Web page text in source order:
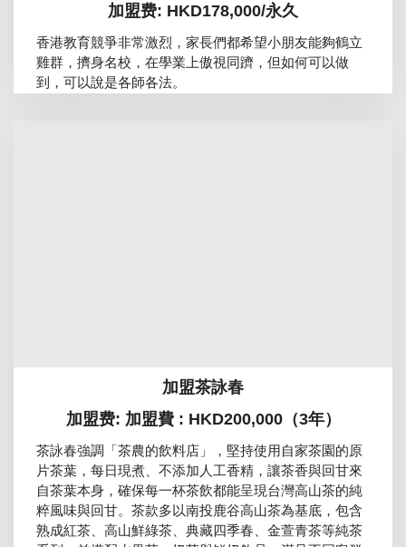
加盟费: HKD178,000/永久
香港教育競爭非常激烈，家長們都希望小朋友能夠鶴立
雞群，擠身名校，在學業上傲視同躋，但如何可以做
到，可以說是各師各法。
加盟茶詠春
加盟费: 加盟費 : HKD200,000（3年）
茶詠春強調「茶農的飲料店」，堅持使用自家茶園的原
片茶葉，每日現煮、不添加人工香精，讓茶香與回甘來
自茶葉本身，確保每一杯茶飲都能呈現台灣高山茶的純
粹風味與回甘。茶款多以南投鹿谷高山茶為基底，包含
熟成紅茶、高山鮮綠茶、典藏四季春、金萱青茶等純茶